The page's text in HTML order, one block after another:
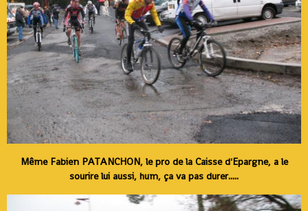
Même Fabien PATANCHON, le pro de la Caisse d'Epargne, a le
sourire lui aussi, hum, ça va pas durer.....